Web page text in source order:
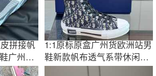
拼接帆
广州外
1:1原标原盒广州货欧洲站男
鞋新款帆布透气系带休闲高
帮板鞋